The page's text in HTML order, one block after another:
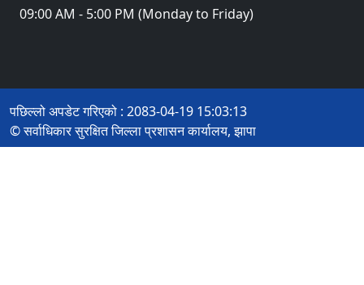
09:00 AM - 5:00 PM (Monday to Friday)
पछिल्लो अपडेट गरिएको : 2083-04-19 15:03:13
© सर्वाधिकार सुरक्षित जिल्ला प्रशासन कार्यालय, झापा